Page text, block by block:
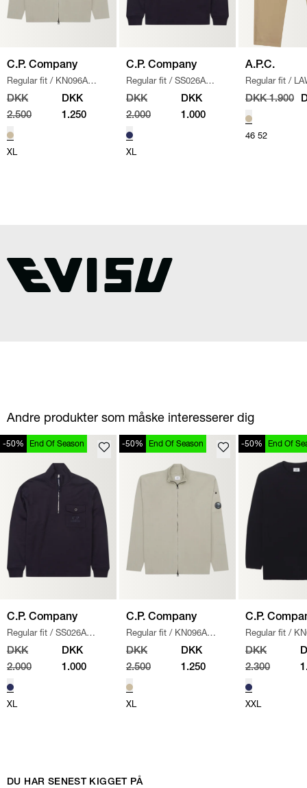
C.P. Company
Regular fit / KN096A
110560A STRIK / SAND
DKK
2.500
DKK
1.250
XL
C.P. Company
Regular fit / SS026A
005086W SWEATSHIRT
DKK
2.000
DKK
1.000
XL
A.P.C.
Regular fit /
CHINO
DKK 1.900
46 52
Andre produkter som måske interesserer dig
-50% End Of Season
C.P. Company
Regular fit / SS026A
005086W SWEATSHIRT
DKK
2.000
DKK
1.000
XL
-50% End Of Season
C.P. Company
Regular fit / KN096A
110560A STRIK / SAND
DKK
2.500
DKK
1.250
XL
-50% End Of
C.P.
Regular fit /
/ NAVY
DKK
2.300
XXL
DU HAR SENEST KIGGET PÅ